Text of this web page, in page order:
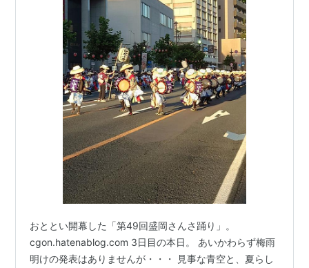
おととい開幕した「第49回盛岡さんさ踊り」。
cgon.hatenablog.com 3日目の本日。 あいかわらず梅雨
明けの発表はありませんが・・・ 見事な青空と、夏らし